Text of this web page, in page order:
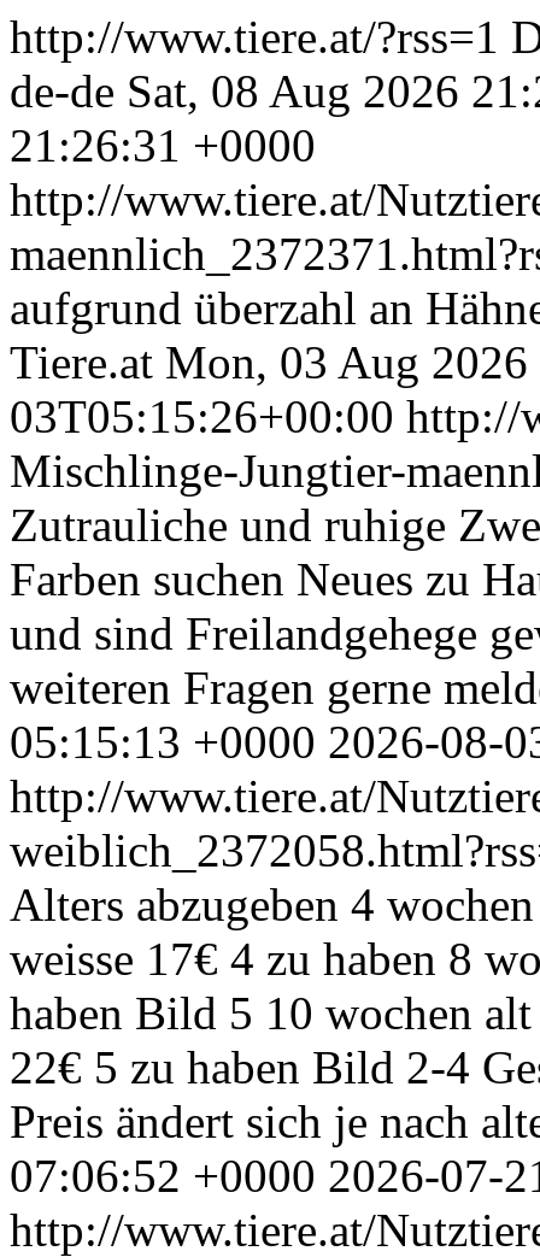
http://www.tiere.at/?rss=1
de-de Sat, 08 Aug 2026
21:26:31 +0000
http://www.tiere.at/
aufgrund überzahl an
Tiere.at Mon, 03 Aug
03T05:15:26+00:00 http://
Mischlinge-Jungtier-
Zutrauliche und ruhige
Farben suchen Neues zu
und sind Freilandgehege
weiteren Fragen gerne
05:15:13 +0000 2026-08-
http://www.tiere.at/
Alters abzugeben 4
weisse 17€ 4 zu haben 8
haben Bild 5 10 wochen
22€ 5 zu haben Bild 2-4
Preis ändert sich je nach
07:06:52 +0000 2026-07-
http://www.tiere.at/